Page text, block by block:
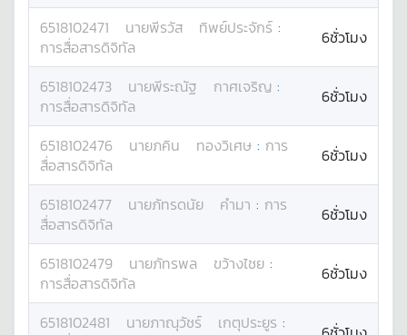
6518102471 นายพีรวัส ทิพย์ประจักร์ :
การสื่อสารดิจิทัล
6ชั่วโมง
6518102473 นายพีระณัฐ กาศเจริญ :
การสื่อสารดิจิทัล
6ชั่วโมง
6518102476 นายภคิน ทองวิเศษ : การ
สื่อสารดิจิทัล
6ชั่วโมง
6518102477 นายภัทรดนัย คำมา : การ
สื่อสารดิจิทัล
6ชั่วโมง
6518102479 นายภัทรพล ขว้างไชย :
การสื่อสารดิจิทัล
6ชั่วโมง
6518102481 นายภาณุวัชร์ เกตุประยูร :